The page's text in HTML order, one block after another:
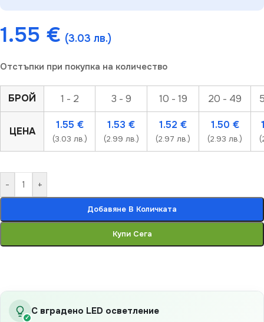
1.55 € (3.03 лв.)
Отстъпки при покупка на количество
БРОЙ 1 - 2 3 - 9 10 - 19 20 - 49
ЦЕНА
1.55 €
(3.03 лв.)
1.53 €
(2.99 лв.)
1.52 €
(2.97 лв.)
1.50 €
(2.93 лв.)
- +
Добавяне В Количката
Купи Сега
✓
С вградено LED осветление